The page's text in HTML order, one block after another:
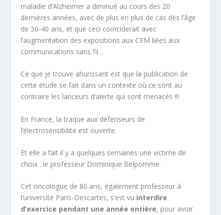
maladie d’Alzheimer a diminué au cours des 20
dernières années, avec de plus en plus de cas dès l’âge
de 30-40 ans, et que ceci coïnciderait avec
l’augmentation des expositions aux CEM liées aux
communications sans fil…
Ce que je trouve ahurissant est que la publication de
cette étude se fait dans un contexte où ce sont au
contraire les lanceurs d’alerte qui sont menacés !!!
En France, la traque aux défenseurs de
l’électrosensibilité est ouverte.
Et elle a fait il y a quelques semaines une victime de
choix : le professeur Dominique Belpomme.
Cet oncologue de 80 ans, également professeur à
l’université Paris-Descartes, s’est vu interdire
d’exercice pendant une année entière, pour avoir